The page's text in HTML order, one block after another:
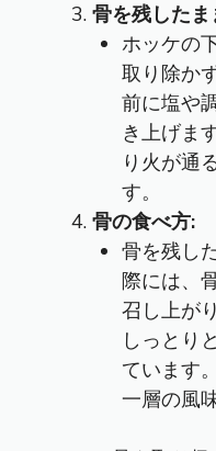
骨を残した
ホッケの
取り除か
前に塩や
き上げま
り火が通
す。
骨の食べ方:
骨を残し
際には、
召し上が
しっとり
ています
一層の風